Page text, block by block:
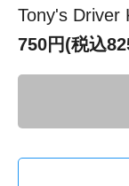
Tony's Driver
750円(税込